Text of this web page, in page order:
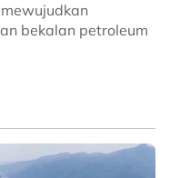
bekalan petroleum